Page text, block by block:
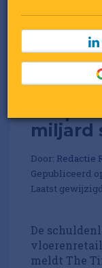
miljard
Door: Redactie
Gepubliceerd
Laatst
De
meldt The